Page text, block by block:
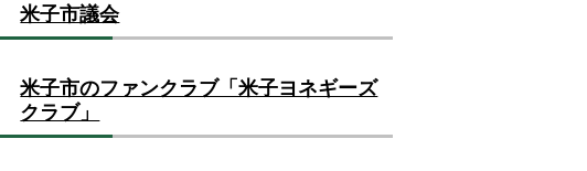
米子市議会
米子市のファンクラブ「米子ヨネギーズ
クラブ」